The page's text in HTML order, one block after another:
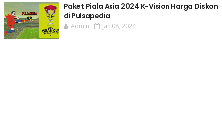
Paket Piala Asia 2024 K-Vision Harga Diskon
di Pulsapedia
Admin Jan 08, 2024